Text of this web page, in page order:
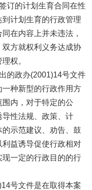
订的计划生育合同在性
计划生育的行政管理
在内容上并未违法，
方就权利义务达成协
权。
的政办(2001)14号文件
种新型的行政作用方
内，对于特定的公
性法规、政策、计
示范建议、劝告、鼓
益诱导促使行政相对
一定的行政目的的行
号文件是在取得本案